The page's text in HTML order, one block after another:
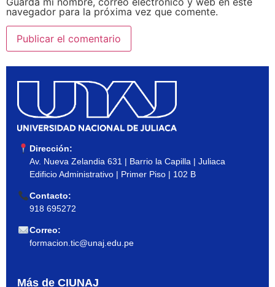
navegador para la próxima vez que comente.
Dirección:
Av. Nueva Zelandia 631 | Barrio la Capilla | Juliaca
Edificio Administrativo | Primer Piso | 102 B
Contacto:
918 695272
Correo:
formacion.tic@unaj.edu.pe
Más de CIUNAJ